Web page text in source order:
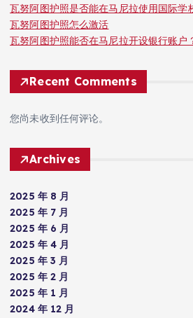
瓦努阿图护照是否能在马尼拉使用国际学
瓦努阿图护照怎么激活
瓦努阿图护照能否在马尼拉开设银行账户
Recent Comments
您尚未收到任何评论。
Archives
2025 年 8 月
2025 年 7 月
2025 年 6 月
2025 年 4 月
2025 年 3 月
2025 年 2 月
2025 年 1 月
2024 年 12 月